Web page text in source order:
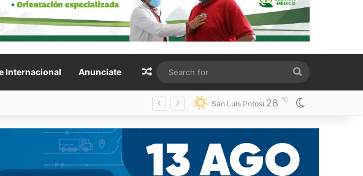
Internacional Anunciate Random Article
for
de Pozos San Luis Potosí 28 ℃